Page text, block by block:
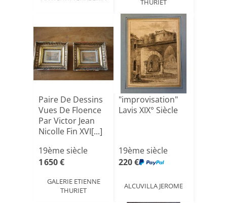
Paire De Dessins
Vues De Floence
Par Victor Jean
Nicolle Fin XVI[...]
19ème siècle
1 650 €
GALERIE ETIENNE
THURIET
"improvisation"
Lavis XIX° Siècle
19ème siècle
220 €
ALCUVILLA JEROME